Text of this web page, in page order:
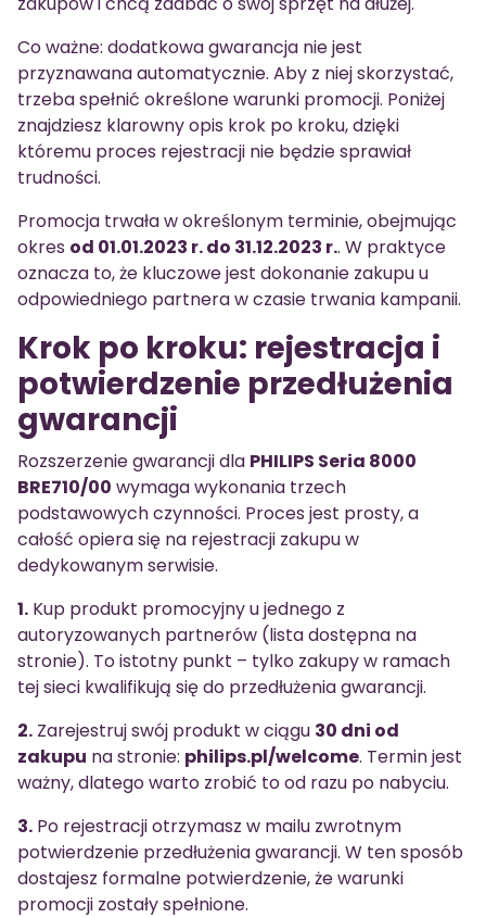
Co ważne: dodatkowa gwarancja nie jest
przyznawana automatycznie. Aby z niej skorzystać,
trzeba spełnić określone warunki promocji. Poniżej
znajdziesz klarowny opis krok po kroku, dzięki
któremu proces rejestracji nie będzie sprawiał
trudności.
Promocja trwała w określonym terminie, obejmując
okres od 01.01.2023 r. do 31.12.2023 r.. W praktyce
oznacza to, że kluczowe jest dokonanie zakupu u
odpowiedniego partnera w czasie trwania kampanii.
Krok po kroku: rejestracja i
potwierdzenie przedłużenia
gwarancji
Rozszerzenie gwarancji dla PHILIPS Seria 8000
BRE710/00 wymaga wykonania trzech
podstawowych czynności. Proces jest prosty, a
całość opiera się na rejestracji zakupu w
dedykowanym serwisie.
1. Kup produkt promocyjny u jednego z
autoryzowanych partnerów (lista dostępna na
stronie). To istotny punkt – tylko zakupy w ramach
tej sieci kwalifikują się do przedłużenia gwarancji.
2. Zarejestruj swój produkt w ciągu 30 dni od
zakupu na stronie: philips.pl/welcome. Termin jest
ważny, dlatego warto zrobić to od razu po nabyciu.
3. Po rejestracji otrzymasz w mailu zwrotnym
potwierdzenie przedłużenia gwarancji. W ten sposób
dostajesz formalne potwierdzenie, że warunki
promocji zostały spełnione.